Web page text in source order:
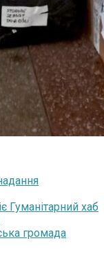
Гуманітарний хаб
громада